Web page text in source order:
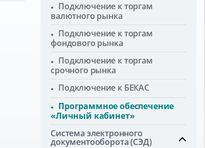
Подключение к торгам
валютного рынка
Подключение к торгам
фондового рынка
Подключение к торгам
срочного рынка
Подключение к БЕКАС
Программное обеспечение
«Личный кабинет»
Система электронного
документооборота (СЭД)